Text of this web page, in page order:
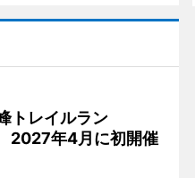
トレイルラン
2027年4月に初開催